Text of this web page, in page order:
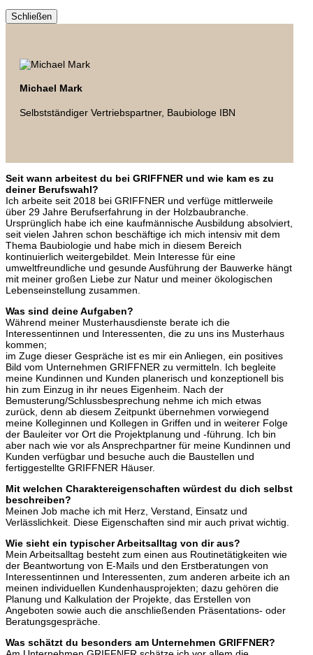
Schließen
Michael Mark
Selbstständiger Vertriebspartner, Baubiologe IBN
Seit wann arbeitest du bei GRIFFNER und wie kam es zu
deiner Berufswahl?
Ich arbeite seit 2018 bei GRIFFNER und verfüge mittlerweile
über 29 Jahre Berufserfahrung in der Holzbaubranche.
Ursprünglich habe ich eine kaufmännische Ausbildung absolviert,
seit vielen Jahren schon beschäftige ich mich intensiv mit dem
Thema Baubiologie und habe mich in diesem Bereich
kontinuierlich weitergebildet. Mein Interesse für eine
umweltfreundliche und gesunde Ausführung der Bauwerke hängt
mit meiner großen Liebe zur Natur und meiner ökologischen
Lebenseinstellung zusammen.
Was sind deine Aufgaben?
Während meiner Musterhausdienste berate ich die
Interessentinnen und Interessenten, die zu uns ins Musterhaus
kommen;
im Zuge dieser Gespräche ist es mir ein Anliegen, ein positives
Bild vom Unternehmen GRIFFNER zu vermitteln. Ich begleite
meine Kundinnen und Kunden planerisch und konzeptionell bis
hin zum Einzug in ihr neues Eigenheim. Nach der
Bemusterung/Schlussbesprechung nehme ich mich etwas
zurück, denn ab diesem Zeitpunkt übernehmen vorwiegend
meine Kolleginnen und Kollegen in Griffen und in weiterer Folge
der Bauleiter vor Ort die Projektplanung und -führung. Ich bin
aber nach wie vor als Ansprechpartner für meine Kundinnen und
Kunden verfügbar und besuche auch die Baustellen und
fertiggestellte GRIFFNER Häuser.
Mit welchen Charaktereigenschaften würdest du dich selbst
beschreiben?
Meinen Job mache ich mit Herz, Verstand, Einsatz und
Verlässlichkeit. Diese Eigenschaften sind mir auch privat wichtig.
Wie sieht ein typischer Arbeitsalltag von dir aus?
Mein Arbeitsalltag besteht zum einen aus Routinetätigkeiten wie
der Beantwortung von E-Mails und den Erstberatungen von
Interessentinnen und Interessenten, zum anderen arbeite ich an
meinen individuellen Kundenhausprojekten; dazu gehören die
Planung und Kalkulation der Projekte, das Erstellen von
Angeboten sowie auch die anschließenden Präsentations- oder
Beratungsgespräche.
Was schätzt du besonders am Unternehmen GRIFFNER?